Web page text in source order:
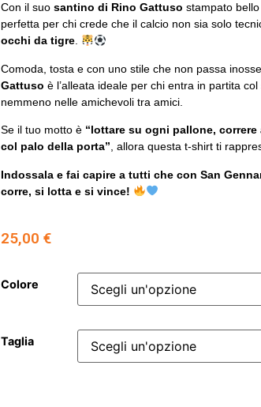
Con il suo santino di Rino Gattuso stampato
perfetta per chi crede che il calcio non sia solo
occhi da tigre.
Comoda, tosta e con uno stile che non passa
Gattuso è l’alleata ideale per chi entra in partita
nemmeno nelle amichevoli tra amici.
Se il tuo motto è “lottare su ogni pallone,
col palo della porta” , allora questa t-shirt ti
Indossala e fai capire a tutti che con San
corre, si lotta e si vince!
25,00 €
Colore
Taglia